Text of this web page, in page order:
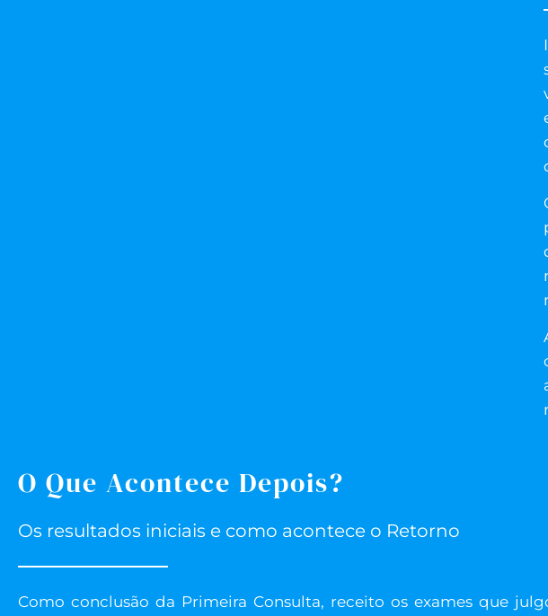
O Que Acontece Depois?
Os resultados iniciais e como acontece o Retorno
Como conclusão da Primeira Consulta, receito os exames que